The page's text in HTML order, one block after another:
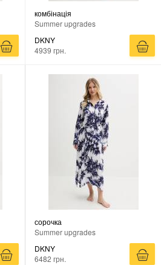
комбінація
Summer upgrades
DKNY
4939 грн.
сорочка
Summer upgrades
DKNY
6482 грн.